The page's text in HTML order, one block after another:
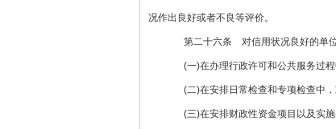
况作出良好或者不良等评价。
第二十六条 对信用状况良好的单位
(一)在办理行政许可和公共服务过程
(二)在安排日常检查和专项检查中，
(三)在安排财政性资金项目以及实施